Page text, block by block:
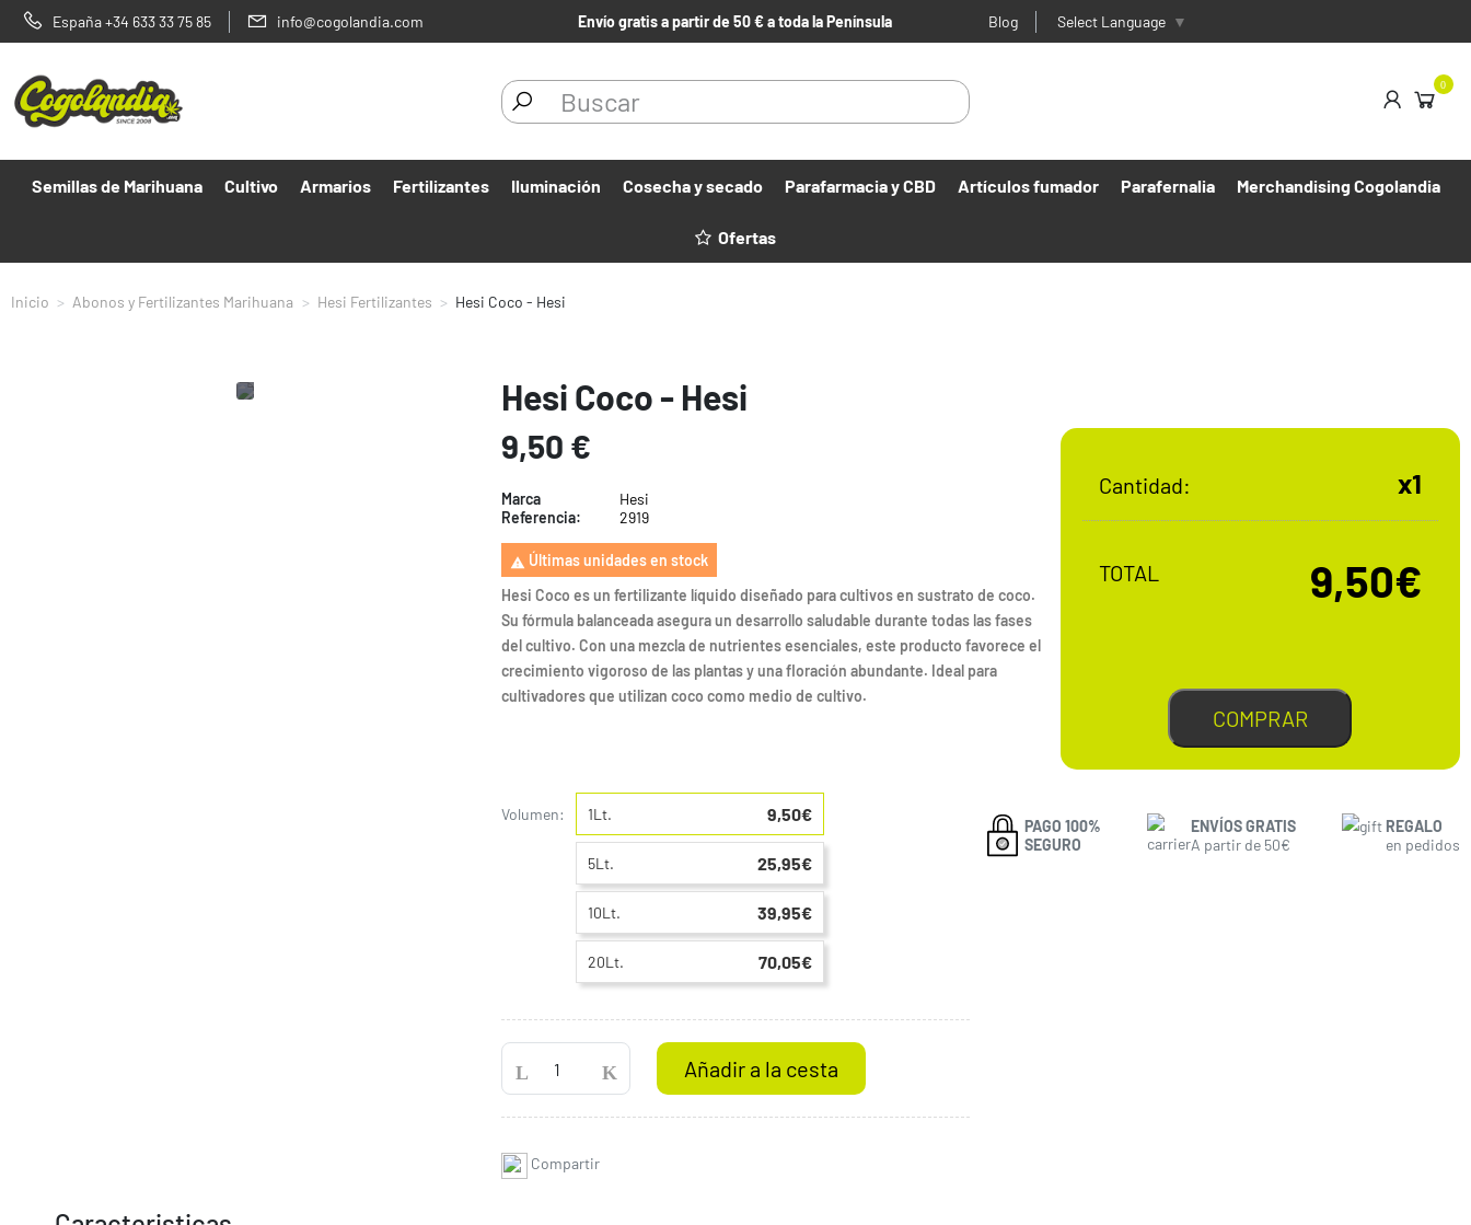
España +34 633 33 75 85 info@cogolandia.com Envío gratis a partir de 50 € a toda la Península Blog Select Language ▼
0
Semillas de Marihuana Cultivo Armarios Fertilizantes Iluminación Cosecha y secado Parafarmacia y CBD Artículos fumador Parafernalia Merchandising Cogolandia
Ofertas
Inicio Abonos y Fertilizantes Marihuana Hesi Fertilizantes Hesi Coco - Hesi
Hesi Coco - Hesi
9,50 €
Marca
Hesi
Referencia:
2919
 Últimas unidades en stock
Hesi Coco es un fertilizante líquido diseñado para cultivos en sustrato de coco.
Su fórmula balanceada asegura un desarrollo saludable durante todas las fases
del cultivo. Con una mezcla de nutrientes esenciales, este producto favorece el
crecimiento vigoroso de las plantas y una floración abundante. Ideal para
cultivadores que utilizan coco como medio de cultivo.
Cantidad: x1
TOTAL 9,50€
COMPRAR
Volumen: 1Lt. 9,50€
5Lt. 25,95€
10Lt. 39,95€
20Lt. 70,05€
Añadir a la cesta
Compartir
PAGO 100%
SEGURO
ENVÍOS GRATIS
A partir de 50€
REGALO
en pedidos